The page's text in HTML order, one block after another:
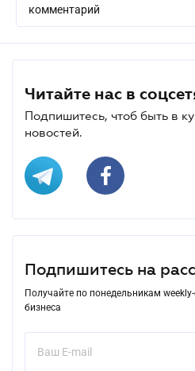
комментарий
Читайте нас в
Подпишитесь, чтоб быть в
новостей.
Подпишитесь на
Получайте по понедельникам
бизнеса